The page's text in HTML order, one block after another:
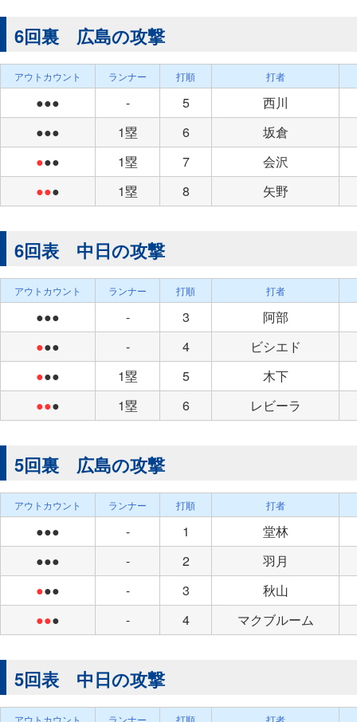
6回裏 広島の攻撃
アウトカウント ランナー 打順 打者
●●● - 5
西川
●●●
1塁 6
坂倉
●●● 1塁 7
会沢
●●● 1塁 8 矢野
6回表 中日の攻撃
アウトカウント ランナー 打順 打者
●●● - 3
阿部
●●● - 4
ビシエド
●●● 1塁 5
木下
●●● 1塁 6 レビーラ
5回裏 広島の攻撃
アウトカウント ランナー 打順 打者
●●● - 1
堂林
●●●
- 2
羽月
●●● - 3
秋山
●●● - 4 マクブルーム
5回表 中日の攻撃
アウトカウント ランナー 打順 打者